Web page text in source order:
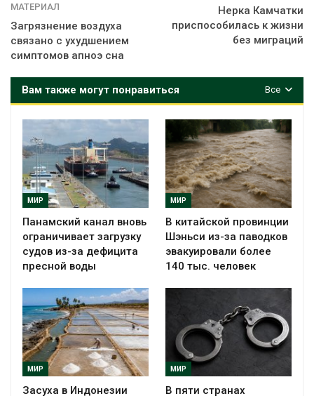
МАТЕРИАЛ
Загрязнение воздуха
связано с ухудшением
симптомов апноэ сна
Нерка Камчатки
приспособилась к жизни
без миграций
Все
Вам также могут понравиться
МИР
Панамский канал вновь
ограничивает загрузку
судов из-за дефицита
пресной воды
МИР
В китайской провинции
Шэньси из-за паводков
эвакуировали более
140 тыс. человек
МИР
Засуха в Индонезии
МИР
В пяти странах